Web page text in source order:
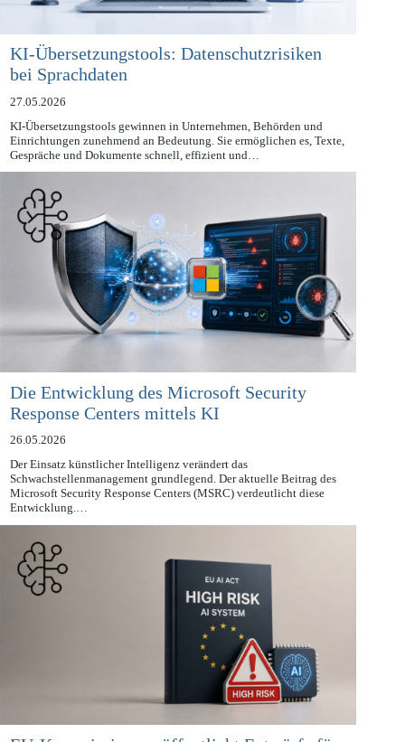
KI-Übersetzungstools: Datenschutzrisiken
bei Sprachdaten
27.05.2026
KI-Übersetzungstools gewinnen in Unternehmen, Behörden und
Einrichtungen zunehmend an Bedeutung. Sie ermöglichen es, Texte,
Gespräche und Dokumente schnell, effizient und…
Die Entwicklung des Microsoft Security
Response Centers mittels KI
26.05.2026
Der Einsatz künstlicher Intelligenz verändert das
Schwachstellenmanagement grundlegend. Der aktuelle Beitrag des
Microsoft Security Response Centers (MSRC) verdeutlicht diese
Entwicklung.…